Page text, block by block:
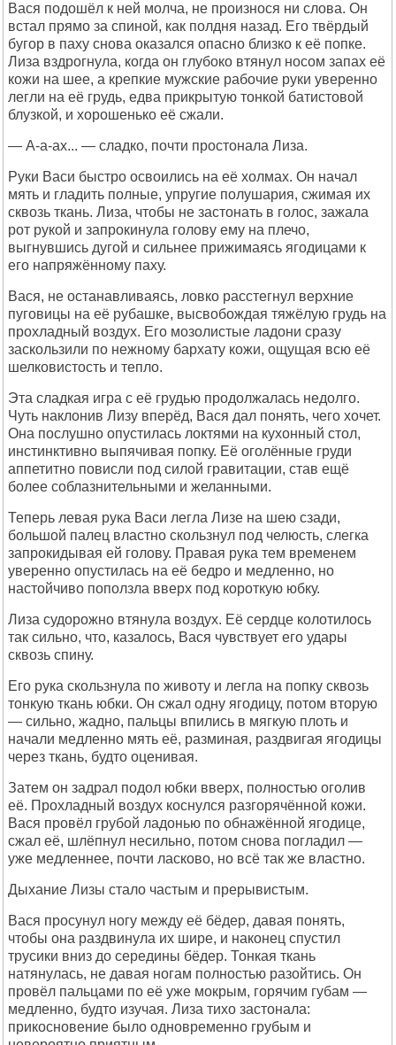
Вася подошёл к ней молча, не произнося ни слова. Он
встал прямо за спиной, как полдня назад. Его твёрдый
бугор в паху снова оказался опасно близко к её попке.
Лиза вздрогнула, когда он глубоко втянул носом запах её
кожи на шее, а крепкие мужские рабочие руки уверенно
легли на её грудь, едва прикрытую тонкой батистовой
блузкой, и хорошенько её сжали.
— А-а-ах... — сладко, почти простонала Лиза.
Руки Васи быстро освоились на её холмах. Он начал
мять и гладить полные, упругие полушария, сжимая их
сквозь ткань. Лиза, чтобы не застонать в голос, зажала
рот рукой и запрокинула голову ему на плечо,
выгнувшись дугой и сильнее прижимаясь ягодицами к
его напряжённому паху.
Вася, не останавливаясь, ловко расстегнул верхние
пуговицы на её рубашке, высвобождая тяжёлую грудь на
прохладный воздух. Его мозолистые ладони сразу
заскользили по нежному бархату кожи, ощущая всю её
шелковистость и тепло.
Эта сладкая игра с её грудью продолжалась недолго.
Чуть наклонив Лизу вперёд, Вася дал понять, чего хочет.
Она послушно опустилась локтями на кухонный стол,
инстинктивно выпячивая попку. Её оголённые груди
аппетитно повисли под силой гравитации, став ещё
более соблазнительными и желанными.
Теперь левая рука Васи легла Лизе на шею сзади,
большой палец властно скользнул под челюсть, слегка
запрокидывая ей голову. Правая рука тем временем
уверенно опустилась на её бедро и медленно, но
настойчиво поползла вверх под короткую юбку.
Лиза судорожно втянула воздух. Её сердце колотилось
так сильно, что, казалось, Вася чувствует его удары
сквозь спину.
Его рука скользнула по животу и легла на попку сквозь
тонкую ткань юбки. Он сжал одну ягодицу, потом вторую
— сильно, жадно, пальцы впились в мягкую плоть и
начали медленно мять её, разминая, раздвигая ягодицы
через ткань, будто оценивая.
Затем он задрал подол юбки вверх, полностью оголив
её. Прохладный воздух коснулся разгорячённой кожи.
Вася провёл грубой ладонью по обнажённой ягодице,
сжал её, шлёпнул несильно, потом снова погладил —
уже медленнее, почти ласково, но всё так же властно.
Дыхание Лизы стало частым и прерывистым.
Вася просунул ногу между её бёдер, давая понять,
чтобы она раздвинула их шире, и наконец спустил
трусики вниз до середины бёдер. Тонкая ткань
натянулась, не давая ногам полностью разойтись. Он
провёл пальцами по её уже мокрым, горячим губам —
медленно, будто изучая. Лиза тихо застонала:
прикосновение было одновременно грубым и